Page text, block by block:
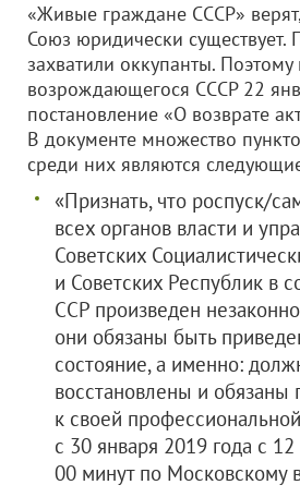
«Живые граждане СССР»
Союз юридически существует.
захватили оккупанты. Поэтому
возрождающегося СССР 22
постановление «О возврате
В документе множество
среди них являются
«Признать, что роспуск/
всех органов власти и
Советских
и Советских Республик в
ССР произведен
они обязаны быть
состояние, а именно:
восстановлены и обязаны
к своей
с 30 января 2019 года с 12
00 минут по Московскому